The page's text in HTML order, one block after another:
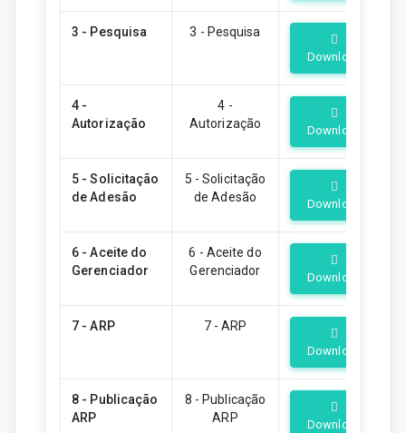
3 - Pesquisa 3 - Pesquisa
Download
4 -
Autorização
4 -
Autorização
Download
5 - Solicitação
de Adesão
5 - Solicitação
de Adesão
Download
6 - Aceite do
Gerenciador
6 - Aceite do
Gerenciador
Download
7 - ARP 7 - ARP
Download
8 - Publicação
ARP
8 - Publicação
ARP
Download